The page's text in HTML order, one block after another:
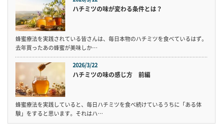
ハチミツの味が変わる条件とは？
蜂蜜療法を実践されている皆さんは、毎日本物のハチミツを食べているはず。
去年買ったあの蜂蜜が美味しか…
2026/3/22
ハチミツの味の感じ方 前編
蜂蜜療法を実践していると、毎日ハチミツを食べ続けているうちに「ある体
験」をすると思います。それはハ…